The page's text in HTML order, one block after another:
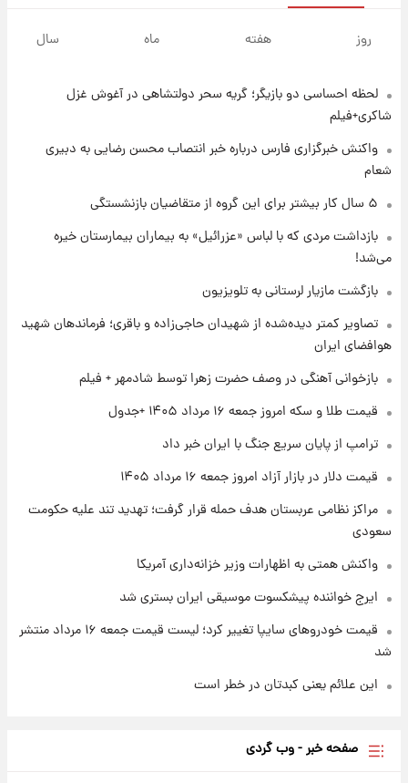
درباره وضعیت او چه گفت؟
۱ روز پیش
گران‌ترین خرید تاریخ رئال مادرید رونمایی شد
پیش‌بینی بارش‌های گسترده با ورود ال‌نینو؛ کدام
روزها پربارش‌تر خواهند بود؟
شماره پیراهن خریدهای جدید پرسپولیس اعلام
شد؛ تیکدری، محبی و سرگیف با اعداد ویژه
۱ روز پیش
جزئیات فعال‌سازی «کیف پول ایران» اعلام
شد+فیلم
روز هفته ماه سال
لحظه احساسی دو بازیگر؛ گریه سحر دولتشاهی در آغوش غزل
شاکری+فیلم
واکنش خبرگزاری فارس درباره خبر انتصاب محسن رضایی به دبیری
شعام
۵ سال کار بیشتر برای این گروه از متقاضیان بازنشستگی
بازداشت مردی که با لباس «عزرائیل» به بیماران بیمارستان خیره
می‌شد!
بازگشت مازیار لرستانی به تلویزیون
تصاویر کمتر دیده‌شده از شهیدان حاجی‌زاده و باقری؛ فرماندهان شهید
هوافضای ایران
بازخوانی آهنگی در وصف حضرت زهرا توسط شادمهر + فیلم
قیمت طلا و سکه امروز جمعه ۱۶ مرداد ۱۴۰۵ +جدول
ترامپ از پایان سریع جنگ با ایران خبر داد
قیمت دلار در بازار آزاد امروز جمعه ۱۶ مرداد ۱۴۰۵
مراکز نظامی عربستان هدف حمله قرار گرفت؛ تهدید تند علیه حکومت
سعودی
واکنش همتی به اظهارات وزیر خزانه‌داری آمریکا
ایرج خواننده پیشکسوت موسیقی ایران بستری شد
قیمت خودروهای سایپا تغییر کرد؛ لیست قیمت جمعه ۱۶ مرداد منتشر
شد
این علائم یعنی کبدتان در خطر است
صفحه خبر - وب گردی